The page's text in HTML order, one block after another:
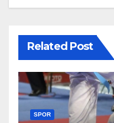
Related Post
SPOR